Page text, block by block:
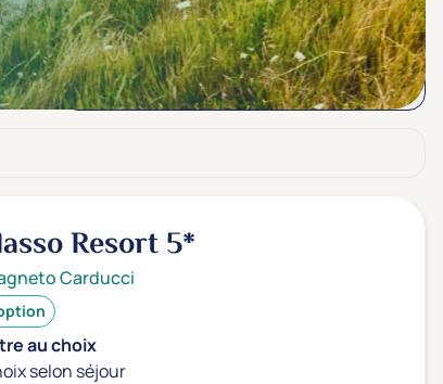
par Nos recommandations en premier
Resort5*
Carducci
au choix
selon séjour